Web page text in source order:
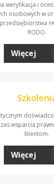
weryfikacja i
osobowych w
RODO.
Więcej
wsparcia
klientom.
Więcej